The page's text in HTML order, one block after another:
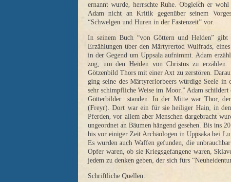
ernannt wurde, herrschte Ruhe. Obgleich er
Adam nicht an Kritik gegenüber seinem
“Schwelgen und Huren in der Fastenzeit” vor.
In seinem Buch “von Göttern und Helden”
Erzählungen über den Märtyrertod Wulfrads,
in der Gegend um Uppsala aufnimmt. Adam
zog, um den Heiden von Christus zu erzählen.
Götzenbild Thors mit einer Axt zu zerstören.
ging seine des Märtyrerlorbeers würdige Seele
sehr schimpfliche Weise im Moor.” Adam
Götterbilder standen. In der Mitte war Thor,
(Freyr). Dort war ein für sie heiliger Hain, in
Pferden, vor allem aber Menschen dargebracht
ungeordnet an Bäumen hängend gesehen. Bis ins
bis vor einiger Zeit Archäologen in Uppsaka bei
Es wurden auch Waffen gefunden, die
Opfer waren, ob sie Kriegsgefangene waren,
jedem zu denken geben, der sich fürs
Schriftliche Quellen: